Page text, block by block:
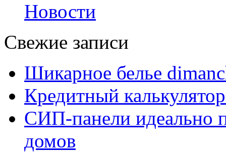
Новости
Свежие записи
Шикарное белье
Кредитный
СИП-панели идеально
домов